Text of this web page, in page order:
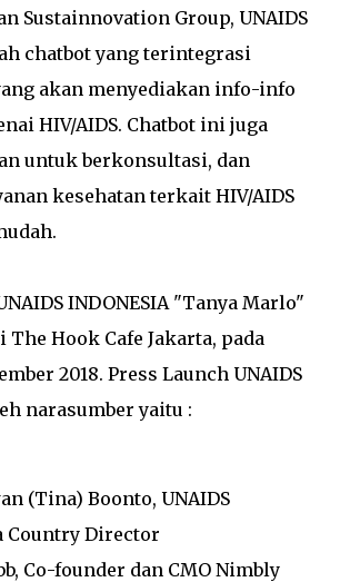
Sustainnovation Group, UNAIDS
chatbot yang terintegrasi
akan menyediakan info-info
HIV/AIDS. Chatbot ini juga
untuk berkonsultasi, dan
kesehatan terkait HIV/AIDS
INDONESIA "Tanya Marlo"
Hook Cafe Jakarta, pada
2018. Press Launch UNAIDS
narasumber yaitu :
(Tina) Boonto, UNAIDS
Country Director
Co-founder dan CMO Nimbly